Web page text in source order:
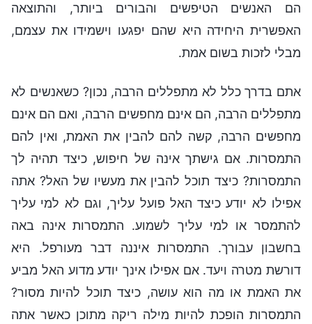
הם האנשים הטיפשים והבורים ביותר, והתוצאה
האפשרית היחידה היא שהם יפגעו וישמידו את עצמם,
מבלי לזכות בשום אמת.
אתם בדרך כלל לא מתפללים הרבה, נכון? כשאנשים לא
מתפללים הרבה, הם אינם מחפשים הרבה, ואם הם אינם
מחפשים הרבה, קשה להם להבין את האמת, ואין להם
התמסרות. אם גישתך אינה של חיפוש, כיצד תהיה לך
התמסרות? כיצד תוכל להבין את מעשיו של האל? אתה
אפילו לא יודע כיצד האל פועל עליך, וגם לא למי עליך
להתמסר או למי עליך לשמוע. התמסרות אינה באה
בחשבון עבורך. התמסרות איננה דבר מעורפל. היא
דורשת מטרה ויעד. אם אפילו אינך יודע מדוע האל מביע
את האמת או מה הוא עושה, כיצד תוכל להיות מסור?
התמסרות הופכת להיות מילה ריקה מתוכן כאשר אתה